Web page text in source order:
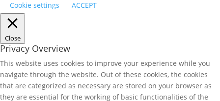
Cookie settings
ACCEPT
Close
Privacy Overview
This website uses cookies to improve your experience while you
navigate through the website. Out of these cookies, the cookies
that are categorized as necessary are stored on your browser as
they are essential for the working of basic functionalities of the